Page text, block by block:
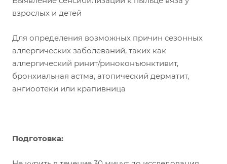
взрослых и детей
Для определения возможных причин сезонных
аллергических заболеваний, таких как
аллергический ринит/риноконъюнктивит,
бронхиальная астма, атопический дерматит,
ангиоотеки или крапивница
Подготовка: